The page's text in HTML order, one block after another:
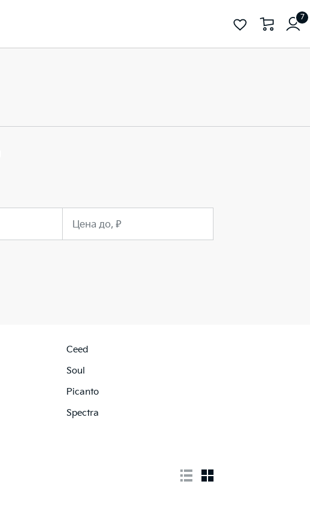
7
Цена до, ₽
Ceed
Soul
Picanto
Spectra